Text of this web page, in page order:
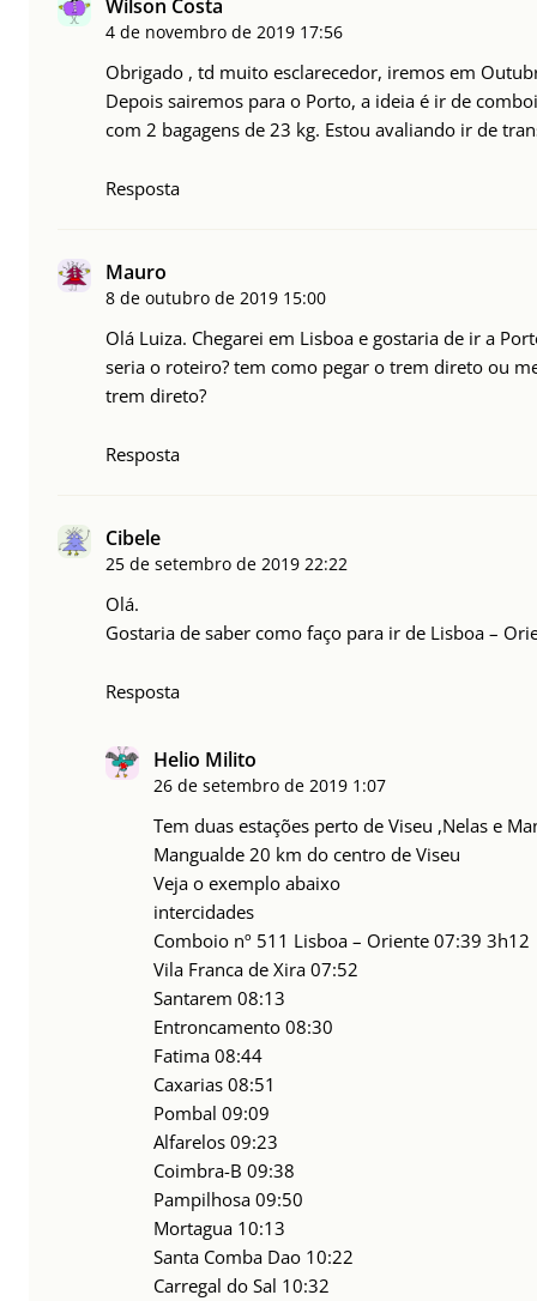
Wilson Costa
4 de novembro de 2019 17:56
Obrigado , td muito esclarecedor, iremos em
Depois sairemos para o Porto, a ideia é ir de
com 2 bagagens de 23 kg. Estou avaliando ir de
Resposta
Mauro
8 de outubro de 2019 15:00
Olá Luiza. Chegarei em Lisboa e gostaria de ir a
seria o roteiro? tem como pegar o trem direto ou
trem direto?
Resposta
Cibele
25 de setembro de 2019 22:22
Olá.
Gostaria de saber como faço para ir de Lisboa –
Resposta
Helio Milito
26 de setembro de 2019 1:07
Tem duas estações perto de Viseu ,Nelas e
Mangualde 20 km do centro de Viseu
Veja o exemplo abaixo
intercidades
Comboio nº 511 Lisboa – Oriente 07:39 3h12
Vila Franca de Xira 07:52
Santarem 08:13
Entroncamento 08:30
Fatima 08:44
Caxarias 08:51
Pombal 09:09
Alfarelos 09:23
Coimbra-B 09:38
Pampilhosa 09:50
Mortagua 10:13
Santa Comba Dao 10:22
Carregal do Sal 10:32